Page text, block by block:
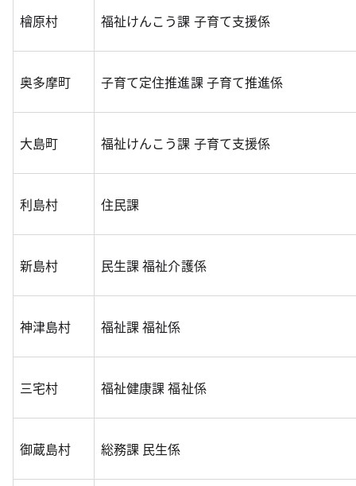
檜原村 福祉けんこう課 子育て支援係
奥多摩町 子育て定住推進課 子育て推進係
大島町 福祉けんこう課 子育て支援係
利島村 住民課
新島村 民生課 福祉介護係
神津島村 福祉課 福祉係
三宅村 福祉健康課 福祉係
御蔵島村 総務課 民生係